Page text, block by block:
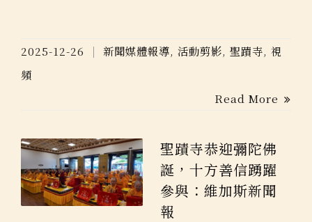
2025-12-26 新聞媒體報導, 活動剪影, 聖蹟寺, 視
頻
Read More
聖蹟寺恭迎彌陀佛
誕，十方善信踴躍
參與：維加斯新聞
報